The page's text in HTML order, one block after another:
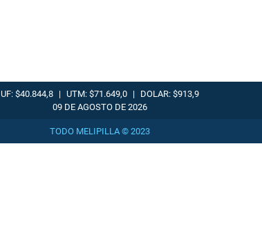
UF: $40.844,8 | UTM: $71.649,0 |
DOLAR: $913,9
09 DE AGOSTO DE 2026
TODO MELIPILLA © 2023